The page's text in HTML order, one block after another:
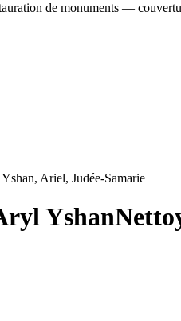
de monuments —
Ariel, Judée-Samarie
Yshan